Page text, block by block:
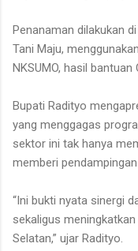
Penanaman dilakukan
Tani Maju,
NKSUMO, hasil
Bupati Radityo
yang menggagas
sektor ini tak hanya
memberi
“Ini bukti nyata sinergi
sekaligus
Selatan,” ujar Radityo.